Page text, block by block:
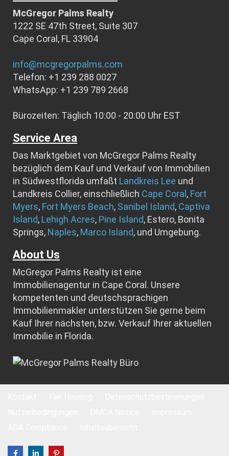
McGregor Palms Realty
1222 SE 47th Street, Suite 307
Cape Coral, FL 33904
info@mcgregorpalms.com
Telefon: +1 239 288 0027
WhatsApp: +1 239 789 2668
Bürozeiten: Täglich 10:00 - 20:00 Uhr EST
Service Area
Das Marktgebiet von McGregor Palms Realty
bezüglich dem Kauf und Verkauf von Immobilien
in Südwestflorida umfaßt Landkreis Lee und
Landkreis Collier, einschließlich Cape Coral , Fort
Myers, Fort Myers Beach, Sanibel Island, Captiva
Island, Lehigh Acres, Pine Island, Estero, Bonita
Springs, Naples, Marco Island, und Umgebung.
About Us
McGregor Palms Realty ist eine
Immobilienagentur in Cape Coral. Unsere
kompetenten und deutschsprachigen
Immobilienmakler unterstützen Sie gerne beim
Kauf Ihrer nächsten, bzw. Verkauf Ihrer aktuellen
Immobilie in Florida.